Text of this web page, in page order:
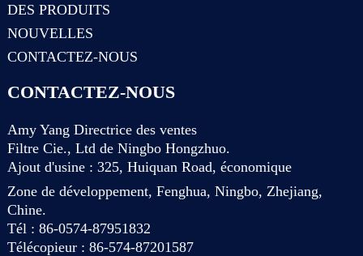
DES PRODUITS
NOUVELLES
CONTACTEZ-NOUS
CONTACTEZ-NOUS
Amy Yang Directrice des ventes
Filtre Cie., Ltd de Ningbo Hongzhuo.
Ajout d'usine : 325, Huiquan Road, économique
Zone de développement, Fenghua, Ningbo, Zhejiang,
Chine.
Tél : 86-0574-87951832
Télécopieur : 86-574-87201587